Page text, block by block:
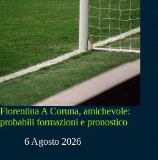
Fiorentina A Coruna, amichevole:
probabili formazioni e pronostico
6 Agosto 2026